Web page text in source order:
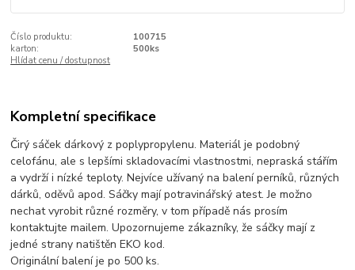
Číslo produktu:
100715
karton:
500ks
Hlídat cenu / dostupnost
Kompletní specifikace
Čirý sáček dárkový z poplypropylenu. Materiál je podobný
celofánu, ale s lepšími skladovacími vlastnostmi, nepraská stářím
a vydrží i nízké teploty. Nejvíce užívaný na balení perníků, různých
dárků, oděvů apod. Sáčky mají potravinářský atest. Je možno
nechat vyrobit různé rozměry, v tom případě nás prosím
kontaktujte mailem. Upozornujeme zákazníky, že sáčky mají z
jedné strany natištěn EKO kod.
Originální balení je po 500 ks.